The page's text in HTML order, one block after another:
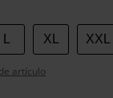
XL XXL
artículo